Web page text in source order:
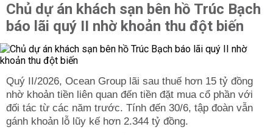
Chủ dự án khách sạn bên hồ Trúc Bạch
báo lãi quý II nhờ khoản thu đột biến
Quý II/2026, Ocean Group lãi sau thuế hơn 15 tỷ đồng
nhờ khoản tiền liên quan đến tiền đặt mua cổ phần với
đối tác từ các năm trước. Tính đến 30/6, tập đoàn vẫn
gánh khoản lỗ lũy kế hơn 2.344 tỷ đồng.